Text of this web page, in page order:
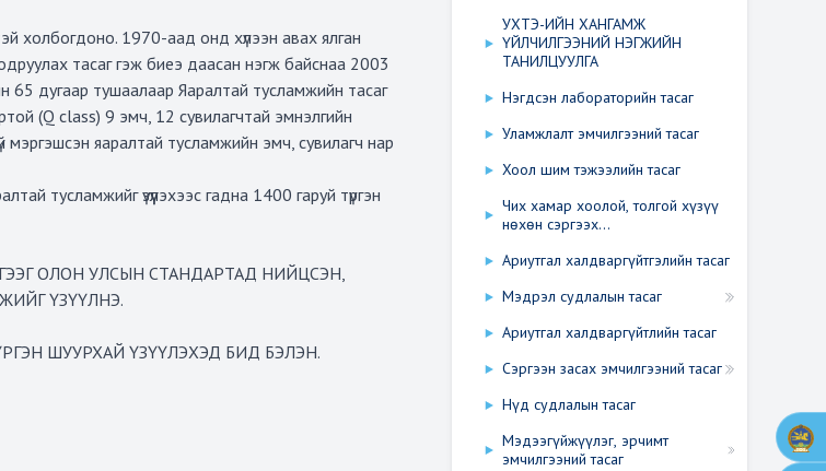
холбогдоно. 1970-аад онд хүлээн авах ялган
тасаг гэж биеэ даасан нэгж байснаа 2003
65 дугаар тушаалаар Яаралтай тусламжийн тасаг
(Q class) 9 эмч, 12 сувилагчтай эмнэлгийн
мэргэшсэн яаралтай тусламжийн эмч, сувилагч нар
тусламжийг үзүүлэхээс гадна 1400 гаруй түргэн
ОЛОН УЛСЫН СТАНДАРТАД НИЙЦСЭН,
ҮЗҮҮЛНЭ.
ШУУРХАЙ ҮЗҮҮЛЭХЭД БИД БЭЛЭН.
УХТЭ-ИЙН ХАНГАМЖ
ҮЙЛЧИЛГЭЭНИЙ НЭГЖИЙН
ТАНИЛЦУУЛГА
Нэгдсэн лабораторийн тасаг
Уламжлалт эмчилгээний тасаг
Хоол шим тэжээлийн тасаг
Чих хамар хоолой, толгой хүзүү
нөхөн сэргээх...
Ариутгал халдваргүйтгэлийн тасаг
Мэдрэл судлалын тасаг
Ариутгал халдваргүйтлийн тасаг
Сэргээн засах эмчилгээний тасаг
Нүд судлалын тасаг
Мэдээгүйжүүлэг, эрчимт
эмчилгээний тасаг